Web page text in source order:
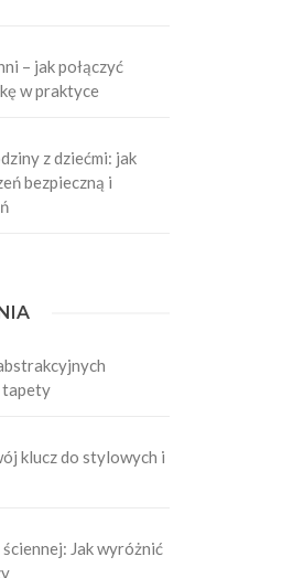
– jak połączyć
w praktyce
z dziećmi: jak
bezpieczną i
tapety
klucz do stylowych i
Jak wyróżnić